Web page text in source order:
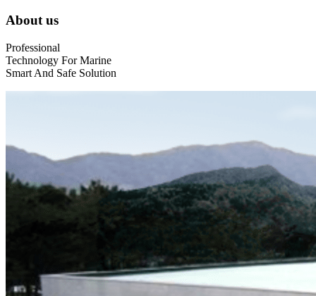
About us
Professional
Technology For Marine
Smart And Safe Solution